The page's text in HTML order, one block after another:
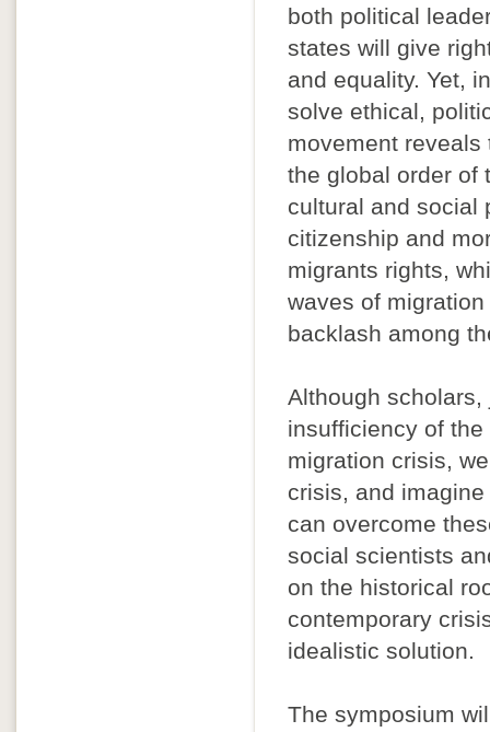
both political
states will give
and equality. Yet,
solve ethical,
movement
the global order of
cultural and social
citizenship and
migrants rights,
waves of
backlash among
Although
insufficiency of
migration crisis,
crisis, and
can overcome
social scientists
on the historical
contemporary
idealistic solution.
The symposium